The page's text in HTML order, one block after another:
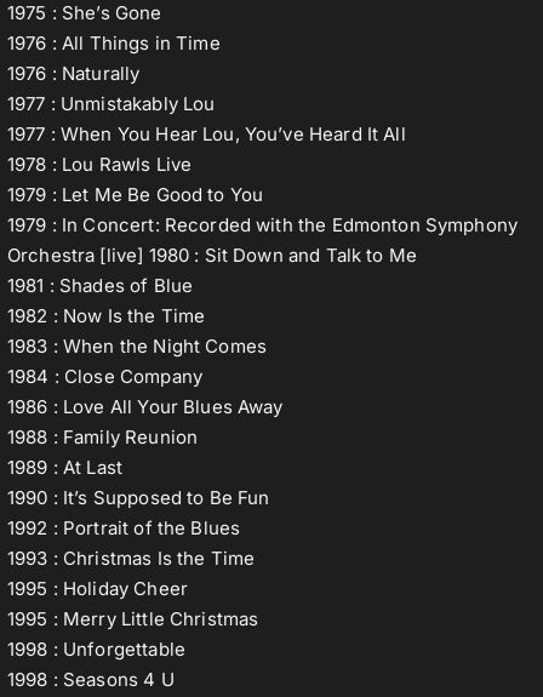
1975 : She’s Gone
1976 : All Things in Time
1976 : Naturally
1977 : Unmistakably Lou
1977 : When You Hear Lou, You’ve Heard It All
1978 : Lou Rawls Live
1979 : Let Me Be Good to You
1979 : In Concert: Recorded with the Edmonton Symphony
Orchestra [live] 1980 : Sit Down and Talk to Me
1981 : Shades of Blue
1982 : Now Is the Time
1983 : When the Night Comes
1984 : Close Company
1986 : Love All Your Blues Away
1988 : Family Reunion
1989 : At Last
1990 : It’s Supposed to Be Fun
1992 : Portrait of the Blues
1993 : Christmas Is the Time
1995 : Holiday Cheer
1995 : Merry Little Christmas
1998 : Unforgettable
1998 : Seasons 4 U